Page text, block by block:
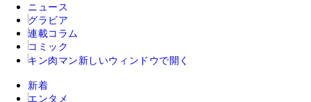
ニュース
グラビア
連載コラム
コミック
キン肉マン 新しいウィンドウで開く
新着
エンタメ